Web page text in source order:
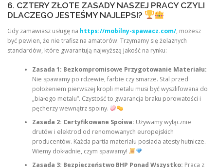
6. CZTERY ZŁOTE ZASADY NASZEJ PRACY CZYLI
DLACZEGO JESTEŚMY NAJLEPSI?
Gdy zamawiasz usługę na https://mobilny-spawacz.com/, możesz
być pewien, że nie trafisz na amatorów. Trzymamy się żelaznych
standardów, które gwarantują najwyższą jakość na rynku:
Zasada 1: Bezkompromisowe Przygotowanie Materiału:
Nie spawamy po rdzewie, farbie czy smarze. Stal przed
położeniem pierwszej kropli metalu musi być wyszlifowana do
„białego metalu”. Czystość to gwarancja braku porowatości i
pęcherzy wewnątrz spoiny.
Zasada 2: Certyfikowane Spoiwa: Używamy wyłącznie
drutów i elektrod od renomowanych europejskich
producentów. Każda partia materiału posiada atesty hutnicze.
Wiemy dokładnie, czym spawamy!
Zasada 3: Bezpieczeństwo BHP Ponad Wszystko: Praca z